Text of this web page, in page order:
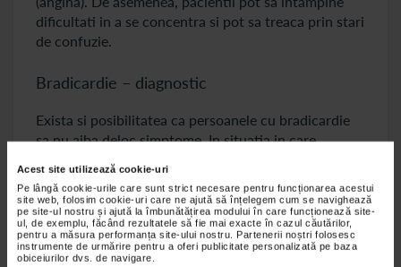
Acest site utilizează cookie-uri
Pe lângă cookie-urile care sunt strict necesare pentru funcționarea acestui
site web, folosim cookie-uri care ne ajută să înțelegem cum se navighează
pe site-ul nostru și ajută la îmbunătățirea modului în care funcționează site-
ul, de exemplu, făcând rezultatele să fie mai exacte în cazul căutărilor,
pentru a măsura performanța site-ului nostru. Partenerii noștri folosesc
instrumente de urmărire pentru a oferi publicitate personalizată pe baza
obiceiurilor dvs. de navigare.
dificultati in a se concentra si pot sa treaca prin stari
de confuzie.
Bradicardie – diagnostic
Exista si posibilitatea ca persoanele cu bradicardie
sa nu aiba deloc simptome. In situatia in care
valoarea pulsului este una considerata normala dar
apar simptome specifice bradicardiei, este foarte
important ca pacientul sa fie cat mai curand
consultat de catre un medic cardiolog. Doar asa se
poate determina cu exactitate daca sufera sau nu de
o afectiune cardiaca.